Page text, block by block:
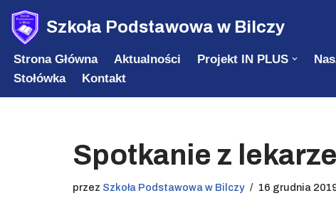
Przejdź
do
treści
Szkoła Podstawowa w Bilczy
Strona Główna Aktualności Projekt IN PLUS
Stołówka
Kontakt
Spotkanie z
przez Szkoła Podstawowa w Bilczy 16 grudnia